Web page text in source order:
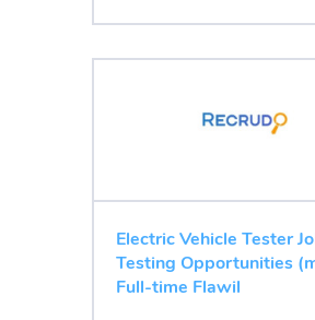
Electric Vehicle Tester
Testing Opportunities
Full-time Flawil